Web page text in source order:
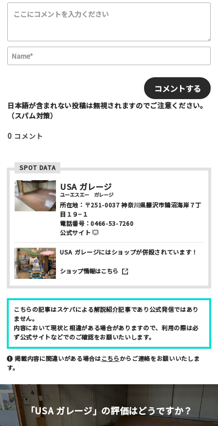
満足度評価
該当する項目を選択して下さい（複数可能）
ファミリー向け
女性多い
セクション少ない
写真など
ニックネーム （任意/公開）
性別
男性
年齢
10代
20代 30代 40代
お名前 （非公開/任意）
メールアドレス （非公開/任意）
当サイトへメッセージなどございましたら
*
i日本語が含まれない投稿は無視されますのでご注意ください。
（スパム対策）
0 コメント
SPOT DATA
USA ガレージ
ユーエスエー ガレージ
所在地： 〒251-0037神奈川県藤沢市鵠沼海岸７丁
目１９−１
電話番号：0466-53-7260
公式サイト
USA ガレージにはショップが併設されています！
ショップ情報はこちら
こちらの記事はスケパによる解説紹介記事であり公式発信ではあり
ません。
内容において現状と相違がある場合がありますので、利用の際は必
ず公式サイトなどでのご確認をお願いたいします。
掲載内容に間違いがある場合はこちらからご連絡をお願いいたしま
す。
「USA ガレージ」の評価はどうですか？